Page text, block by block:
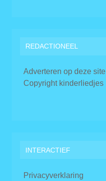
REDACTIONEEL
Adverteren op deze site
Copyright kinderliedjes
INTERACTIEF
Privacyverklaring